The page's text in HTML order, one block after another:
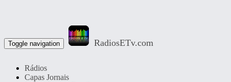
Toggle navigation RadiosETv.com
Rádios
Capas Jornais